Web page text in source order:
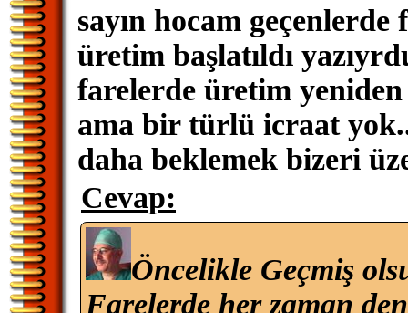
sayın hocam
üretim başlatıldı
farelerde üretim
ama bir türlü icraat
daha beklemek bizeri
Cevap:
Öncelikle Geçmiş
Farelerde her zaman